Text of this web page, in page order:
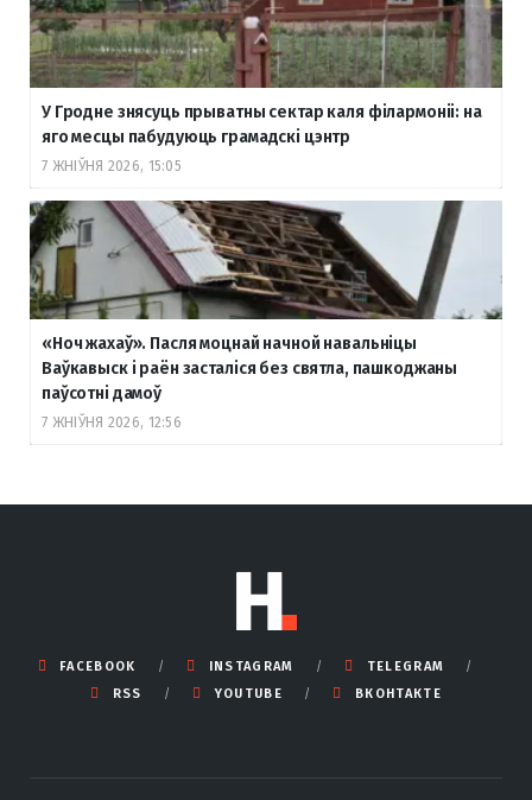
У Гродне знясуць прыватны сектар каля філармоніі: на
яго месцы пабудуюць грамадскі цэнтр
7 ЖНІЎНЯ 2026, 15:05
«Ноч жахаў». Пасля моцнай начной навальніцы
Ваўкавыск і раён засталіся без святла, пашкоджаны
паўсотні дамоў
7 ЖНІЎНЯ 2026, 12:56
FACEBOOK INSTAGRAM
TELEGRAM
RSS
YOUTUBE ВКОНТАКТЕ